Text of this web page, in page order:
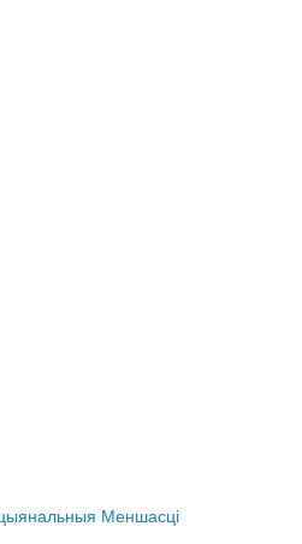
Меншасці